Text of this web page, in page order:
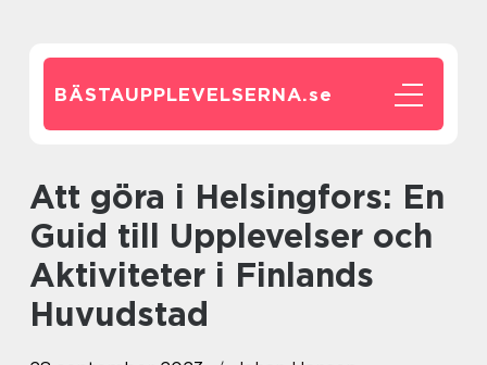
BÄSTAUPPLEVELSERNA.se
Att göra i Helsingfors: En
Guid till Upplevelser och
Aktiviteter i Finlands
Huvudstad